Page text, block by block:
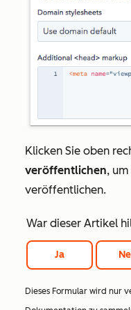
Klicken Sie oben
veröffentlichen,
veröffentlichen.
War dieser Artikel
Ja
Dieses Formular wird nur